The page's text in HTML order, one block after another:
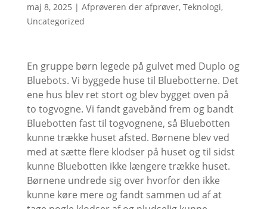
maj 8, 2025 | Afprøveren der afprøver, Teknologi,
Uncategorized
En gruppe børn legede på gulvet med Duplo og
Bluebots. Vi byggede huse til Bluebotterne. Det
ene hus blev ret stort og blev bygget oven på
to togvogne. Vi fandt gavebånd frem og bandt
Bluebotten fast til togvognene, så Bluebotten
kunne trække huset afsted. Børnene blev ved
med at sætte flere klodser på huset og til sidst
kunne Bluebotten ikke længere trække huset.
Børnene undrede sig over hvorfor den ikke
kunne køre mere og fandt sammen ud af at